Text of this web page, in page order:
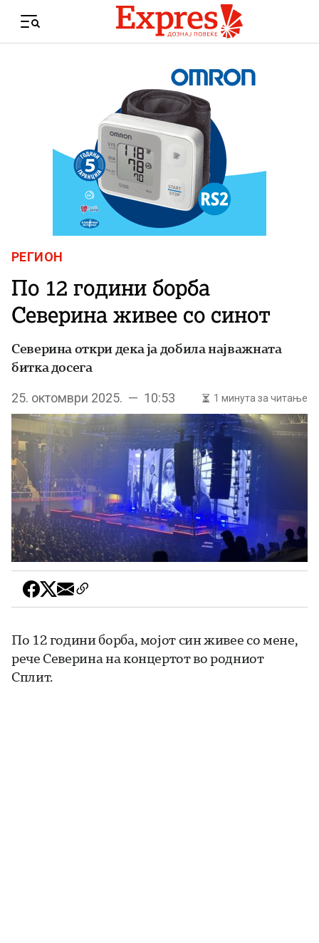
Menu
РЕГИОН
По 12 години борба
Северина живее со синот
Северина откри дека ја добила најважната
битка досега
25. октомври 2025. — 10:53 1 минута за читање
По 12 години борба, мојот син живее со мене,
рече Северина на концертот во родниот
Сплит.